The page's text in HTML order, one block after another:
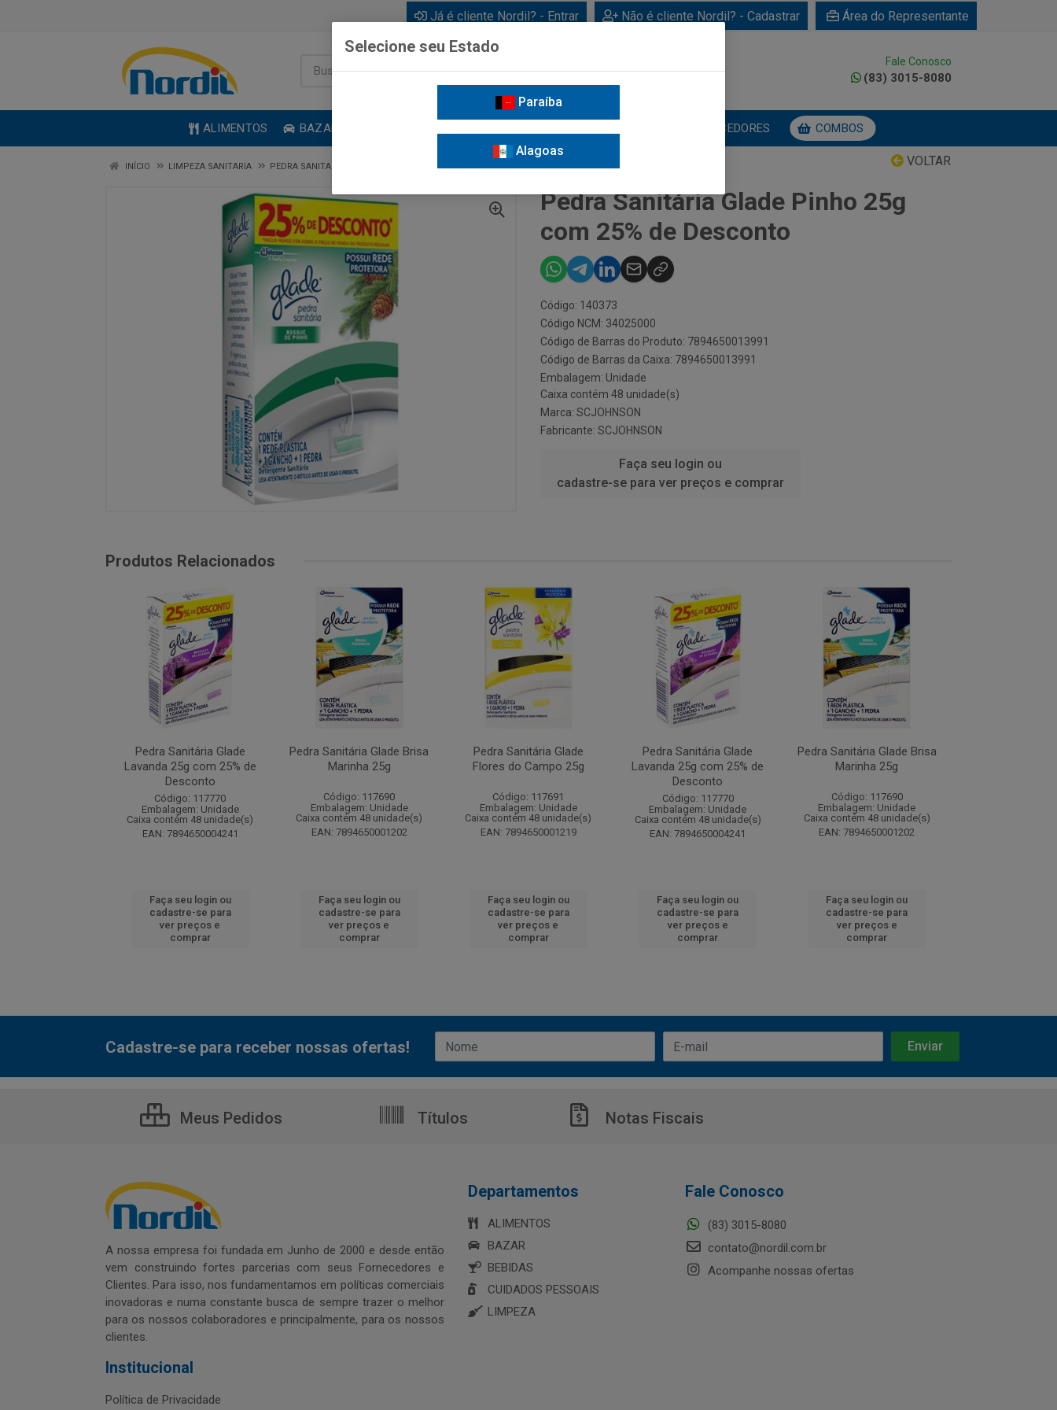
Já é cliente Nordil? - Entrar Não é cliente Nordil? - Cadastrar Área do Representante
Fale Conosco
(83) 3015-8080
ALIMENTOS BAZAR FORNECEDORES COMBOS
VOLTAR
INÍCIO LIMPEZA SANITARIA PEDRA SANITARIA GLADE PEDRA SANITÁRIA GLADE PINHO 25G COM 25% DE DESCONTO
Pedra Sanitária Glade Pinho 25g
com 25% de Desconto
Código: 140373
Código NCM: 34025000
Código de Barras do Produto: 7894650013991
Código de Barras da Caixa: 7894650013991
Embalagem: Unidade
Caixa contém 48 unidade(s)
Marca: SCJOHNSON
Fabricante: SCJOHNSON
Faça seu login ou
cadastre-se para ver preços e comprar
Produtos Relacionados
Pedra Sanitária Glade
Lavanda 25g com 25% de
Desconto
Código: 117770
Embalagem: Unidade
Caixa contém 48 unidade(s)
EAN: 7894650004241
Faça seu login ou
cadastre-se para
ver preços e
comprar
Pedra Sanitária Glade Brisa
Marinha 25g
Código: 117690
Embalagem: Unidade
Caixa contém 48 unidade(s)
EAN: 7894650001202
Faça seu login ou
cadastre-se para
ver preços e
comprar
Pedra Sanitária Glade
Flores do Campo 25g
Código: 117691
Embalagem: Unidade
Caixa contém 48 unidade(s)
EAN: 7894650001219
Faça seu login ou
cadastre-se para
ver preços e
comprar
Pedra Sanitária Glade
Lavanda 25g com 25% de
Desconto
Código: 117770
Embalagem: Unidade
Caixa contém 48 unidade(s)
EAN: 7894650004241
Faça seu login ou
cadastre-se para
ver preços e
comprar
Pedra Sanitária Glade Brisa
Marinha 25g
Código: 117690
Embalagem: Unidade
Caixa contém 48 unidade(s)
EAN: 7894650001202
Faça seu login ou
cadastre-se para
ver preços e
comprar
Cadastre-se para receber nossas ofertas!
Meus Pedidos Títulos Notas Fiscais
A nossa empresa foi fundada em Junho de 2000 e desde então
vem construindo fortes parcerias com seus Fornecedores e
Clientes. Para isso, nos fundamentamos em políticas comerciais
inovadoras e numa constante busca de sempre trazer o melhor
para os nossos colaboradores e principalmente, para os nossos
clientes.
Institucional
Política de Privacidade
Departamentos
ALIMENTOS
BAZAR
BEBIDAS
CUIDADOS PESSOAIS
LIMPEZA
Fale Conosco
(83) 3015-8080
contato@nordil.com.br
Acompanhe nossas ofertas
Selecione seu Estado
Paraíba
Alagoas